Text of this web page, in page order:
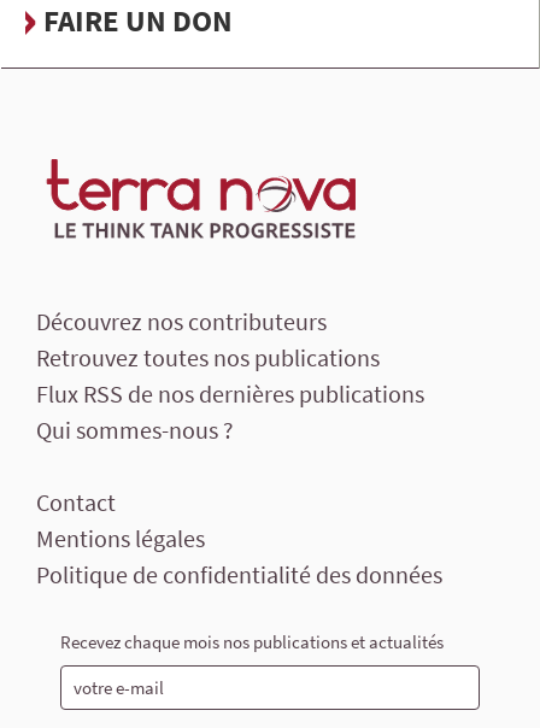
FAIRE UN DON
Découvrez nos contributeurs
Retrouvez toutes nos publications
Flux RSS de nos dernières publications
Qui sommes-nous ?
Contact
Mentions légales
Politique de confidentialité des données
Recevez chaque mois nos publications et actualités